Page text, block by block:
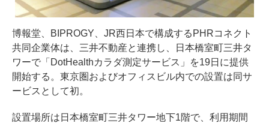
博報堂、BIPROGY、JR西日本で構成するPHRコネクト
共同企業体は、三井不動産と連携し、日本橋室町三井タ
ワーで「DotHealthカラダ測定サービス」を19日に提供
開始する。東京圏およびオフィスビル内での設置は同サ
ービスとして初。
設置場所は日本橋室町三井タワー地下1階で、利用期間